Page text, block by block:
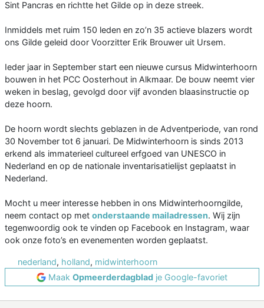
Sint Pancras en richtte het Gilde op in deze streek.
Inmiddels met ruim 150 leden en zo’n 35 actieve blazers wordt
ons Gilde geleid door Voorzitter Erik Brouwer uit Ursem.
Ieder jaar in September start een nieuwe cursus Midwinterhoorn
bouwen in het PCC Oosterhout in Alkmaar. De bouw neemt vier
weken in beslag, gevolgd door vijf avonden blaasinstructie op
deze hoorn.
De hoorn wordt slechts geblazen in de Adventperiode, van rond
30 November tot 6 januari. De Midwinterhoorn is sinds 2013
erkend als immaterieel cultureel erfgoed van UNESCO in
Nederland en op de nationale inventarisatielijst geplaatst in
Nederland.
Mocht u meer interesse hebben in ons Midwinterhoorngilde,
neem contact op met onderstaande mailadressen. Wij zijn
tegenwoordig ook te vinden op Facebook en Instagram, waar
ook onze foto’s en evenementen worden geplaatst.
nederland, holland, midwinterhoorn
Maak Opmeerderdagblad je Google-favoriet